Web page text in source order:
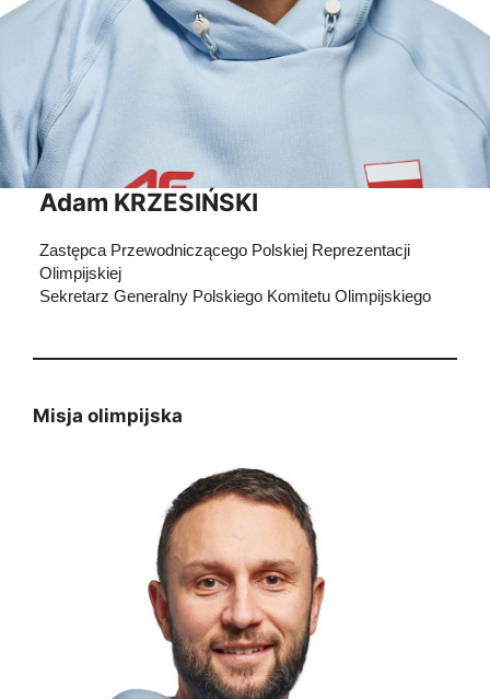
Adam KRZESIŃSKI
Zastępca Przewodniczącego Polskiej Reprezentacji
Olimpijskiej
Sekretarz Generalny Polskiego Komitetu Olimpijskiego
Misja olimpijska